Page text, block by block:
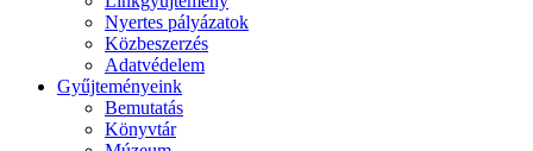
Nyertes pályázatok
Közbeszerzés
Adatvédelem
Gyűjteményeink
Bemutatás
Könyvtár